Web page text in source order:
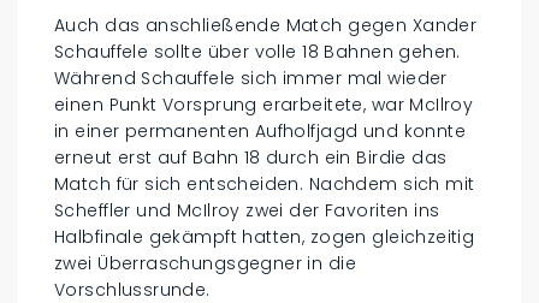
Auch das anschließende Match gegen Xander
Schauffele sollte über volle 18 Bahnen gehen.
Während Schauffele sich immer mal wieder
einen Punkt Vorsprung erarbeitete, war McIlroy
in einer permanenten Aufholfjagd und konnte
erneut erst auf Bahn 18 durch ein Birdie das
Match für sich entscheiden. Nachdem sich mit
Scheffler und McIlroy zwei der Favoriten ins
Halbfinale gekämpft hatten, zogen gleichzeitig
zwei Überraschungsgegner in die
Vorschlussrunde.